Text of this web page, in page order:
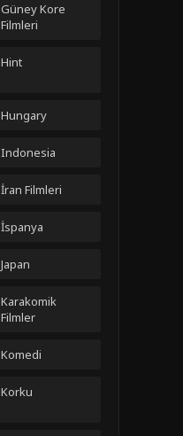
Güney Kore
Filmleri
Hint
Hungary
Indonesia
İran Filmleri
İspanya
Japan
Karakomik
Filmler
Komedi
Korku